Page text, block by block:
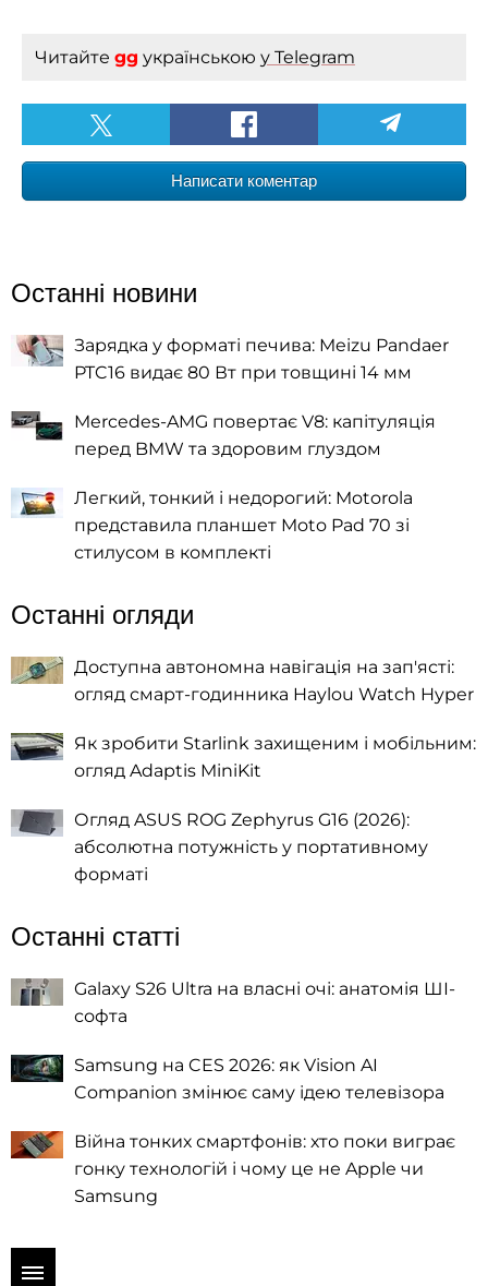
Читайте gg українською у Telegram
Написати коментар
Останні новини
Зарядка у форматі печива: Meizu Pandaer
PTC16 видає 80 Вт при товщині 14 мм
Mercedes-AMG повертає V8: капітуляція
перед BMW та здоровим глуздом
Легкий, тонкий і недорогий: Motorola
представила планшет Moto Pad 70 зі
стилусом в комплекті
Останні огляди
Доступна автономна навігація на зап'ясті:
огляд смарт-годинника Haylou Watch Hyper
Як зробити Starlink захищеним і мобільним:
огляд Adaptis MiniKit
Огляд ASUS ROG Zephyrus G16 (2026):
абсолютна потужність у портативному
форматі
Останні статті
Galaxy S26 Ultra на власні очі: анатомія ШІ-
софта
Samsung на CES 2026: як Vision AI
Companion змінює саму ідею телевізора
Війна тонких смартфонів: хто поки виграє
гонку технологій і чому це не Apple чи
Samsung